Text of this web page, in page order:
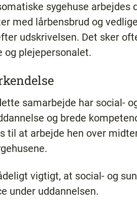
sygehuse
med lårbensbrud og
udskrivelsen. Det sker
og plejepersonalet.
samarbejde har social-
og brede
til at arbejde hen over
vigtigt, at social- og
under uddannelsen.